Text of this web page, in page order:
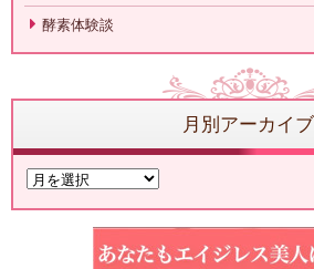
酵素体験談
月別アーカイブ
月
別
ア